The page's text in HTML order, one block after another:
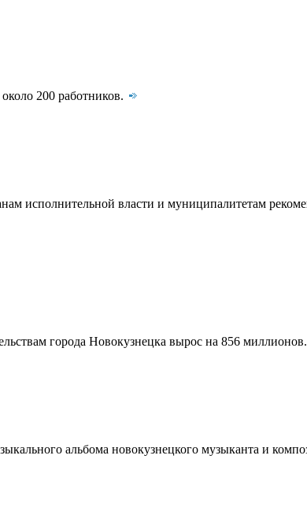
200 работников.
исполнительной власти и муниципалитетам
города Новокузнецка вырос на 856 миллионов.
альбома новокузнецкого музыканта и